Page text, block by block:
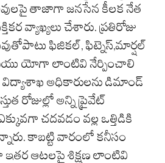
తాజాగా జనసేన కీలక నేత
వ్యాఖ్యలు చేశారు. ప్రతిరోజు
ఫిజికల్, ఫిట్నెస్,మార్షల్
యోగా లాంటివి నేర్పించాలి
విద్యాశాఖ అధికారులను డిమాండ్
రోజుల్లో అన్ని ప్రైవేట్
చదవడం వల్ల ఒత్తిడికి
కాబట్టి వారంలో కనీసం
ఆటలపై శిక్షణ లాంటివి